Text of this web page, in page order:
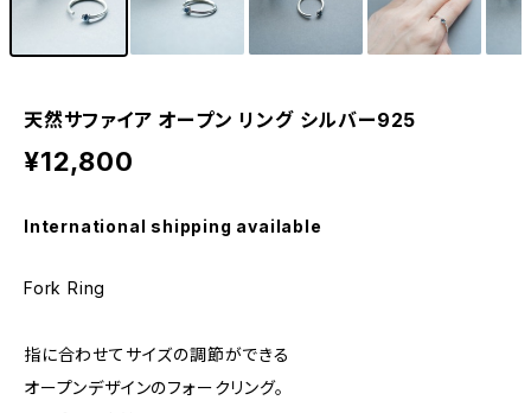
天然サファイア オープン リング シルバー925
¥12,800
International shipping available
Fork Ring
指に合わせてサイズの調節ができる
オープンデザインのフォークリング。